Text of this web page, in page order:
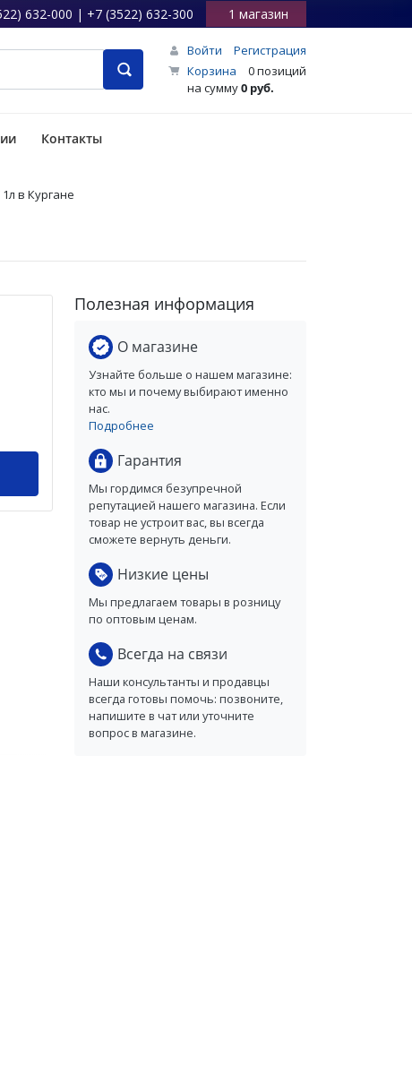
632-000 | +7 (3522) 632-300 1 магазин
Войти
Регистрация
Корзина
0 позиций
на сумму0 руб.
Контакты
в Кургане
Полезная информация
О магазине
Узнайте больше о нашем магазине:
кто мы и почему выбирают именно
нас.
Подробнее
Гарантия
Мы гордимся безупречной
репутацией нашего магазина. Если
товар не устроит вас, вы всегда
сможете вернуть деньги.
Низкие цены
Мы предлагаем товары в розницу
по оптовым ценам.
Всегда на связи
Наши консультанты и продавцы
всегда готовы помочь: позвоните,
напишите в чат или уточните
вопрос в магазине.